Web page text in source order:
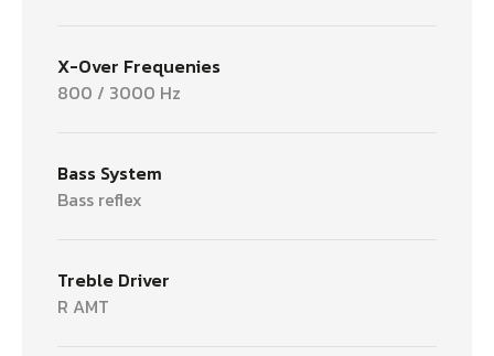
X-Over Frequenies
800 / 3000 Hz
Bass System
Bass reflex
Treble Driver
R AMT